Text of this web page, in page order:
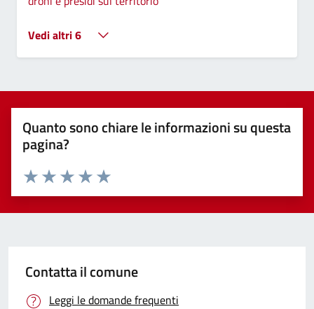
Vedi altri 6
Quanto sono chiare le informazioni su questa
pagina?
Valuta 5 stelle su 5
Valuta 4 stelle su 5
Valuta 3 stelle su 5
Valuta 2 stelle su 5
Valuta 1 stelle su 5
Contatta il comune
Leggi le domande frequenti